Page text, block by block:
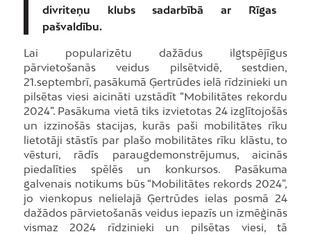
divriteņu klubs sadarbībā ar Rīgas
pašvaldību.
Lai popularizētu dažādus ilgtspējīgus
pārvietošanās veidus pilsētvidē, sestdien,
21.septembrī, pasākumā Ģertrūdes ielā rīdzinieki un
pilsētas viesi aicināti uzstādīt “Mobilitātes rekordu
2024”. Pasākuma vietā tiks izvietotas 24 izglītojošās
un izzinošās stacijas, kurās paši mobilitātes rīku
lietotāji stāstīs par plašo mobilitātes rīku klāstu, to
vēsturi, rādīs paraugdemonstrējumus, aicinās
piedalīties spēlēs un konkursos. Pasākuma
galvenais notikums būs “Mobilitātes rekords 2024”,
jo vienkopus nelielajā Ģertrūdes ielas posmā 24
dažādos pārvietošanās veidus iepazīs un izmēģinās
vismaz 2024 rīdzinieki un pilsētas viesi, tā